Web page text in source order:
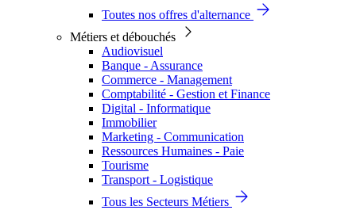
Toutes nos offres d'alternance
Métiers et débouchés
Audiovisuel
Banque - Assurance
Commerce - Management
Comptabilité - Gestion et Finance
Digital - Informatique
Immobilier
Marketing - Communication
Ressources Humaines - Paie
Tourisme
Transport - Logistique
Tous les Secteurs Métiers